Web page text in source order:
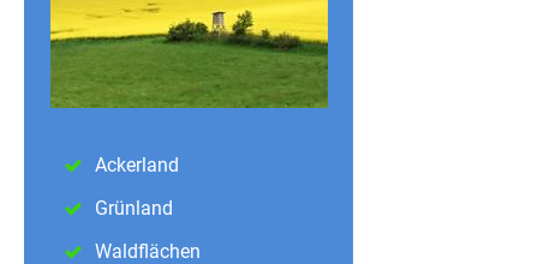
Ackerland
Grünland
Waldflächen